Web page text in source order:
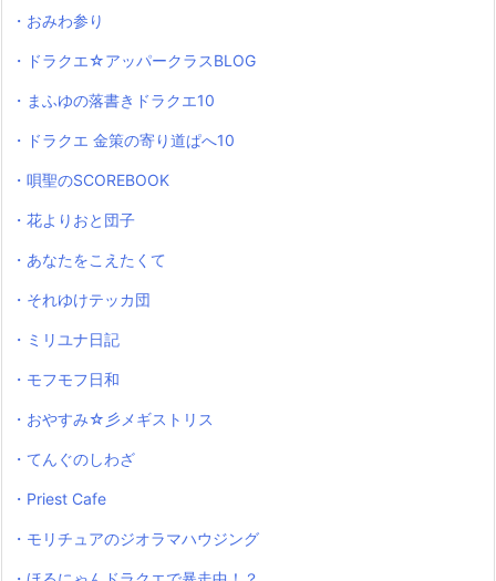
・おみわ参り
・ドラクエ☆アッパークラスBLOG
・まふゆの落書きドラクエ10
・ドラクエ 金策の寄り道ぱへ10
・唄聖のSCOREBOOK
・花よりおと団子
・あなたをこえたくて
・それゆけテッカ団
・ミリユナ日記
・モフモフ日和
・おやすみ☆彡メギストリス
・てんぐのしわざ
・Priest Cafe
・モリチュアのジオラマハウジング